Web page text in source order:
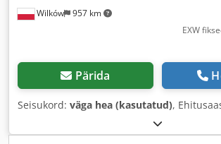
Wilków 957 km
EXW
Pärida
Seisukord: väga hea (kasutatud),